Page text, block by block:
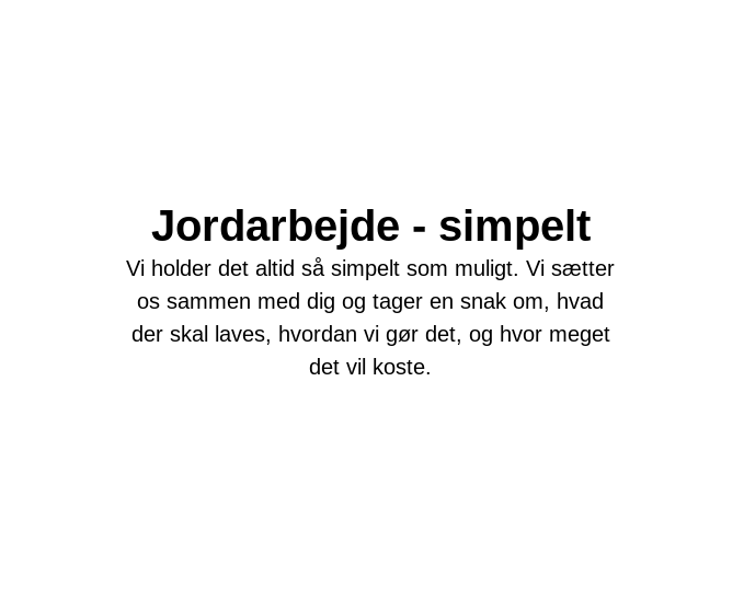
Jordarbejde - simpelt
Vi holder det altid så simpelt som muligt. Vi sætter
os sammen med dig og tager en snak om, hvad
der skal laves, hvordan vi gør det, og hvor meget
det vil koste.